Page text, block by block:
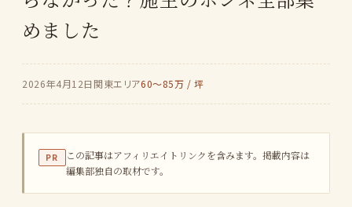
めました
2026年4月12日 関東エリア60〜85万 / 坪
PR
この記事はアフィリエイトリンクを含みます。掲載内容は
編集部独自の取材です。